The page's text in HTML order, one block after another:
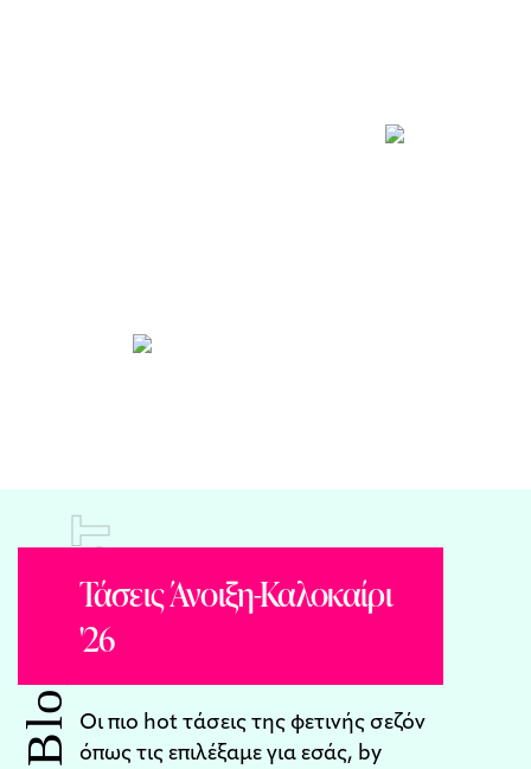
Blog
POST
Τάσεις Άνοιξη-Καλοκαίρι
'26
Οι πιο hot τάσεις της φετινής σεζόν
όπως τις επιλέξαμε για εσάς, by